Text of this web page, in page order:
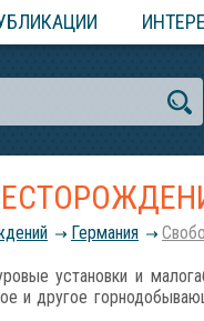
Германия
и
и другое